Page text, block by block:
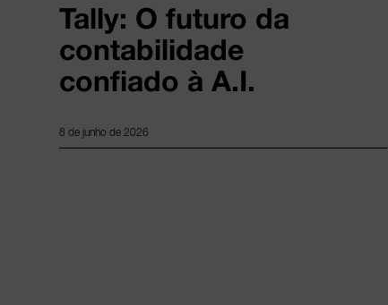
Tally: O futuro da
contabilidade
confiado à A.I.
8 de junho de 2026